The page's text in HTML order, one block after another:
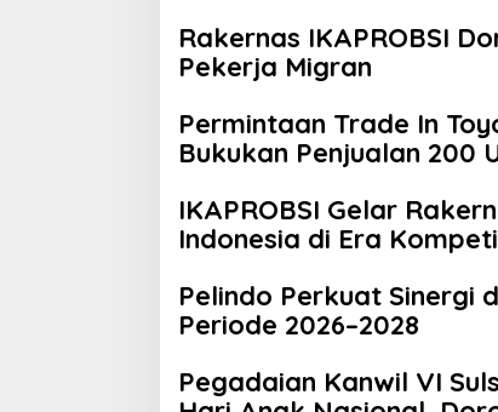
Rakernas IKAPROBSI
Pekerja Migran
Permintaan Trade In
Bukukan Penjualan 200
IKAPROBSI Gelar
Indonesia di Era
Pelindo Perkuat Sinergi
Periode 2026–2028
Pegadaian Kanwil VI